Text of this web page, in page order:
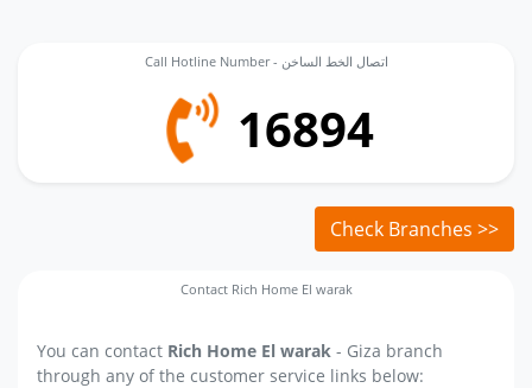
Call Hotline Number - اتصال الخط الساخن
16894
Check Branches >>
Contact Rich Home El warak
You can contact Rich Home El warak - Giza branch
through any of the customer service links below: